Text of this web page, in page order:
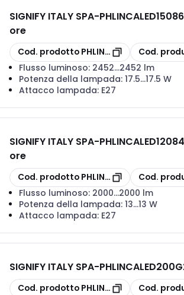
SIGNIFY ITALY SPA-
ore
copia
Cod. prodotto PHLINCALED150865G2
copia
Cod.
Flusso luminoso: 2452...2452 lm
Potenza della lampada: 17.5...17.5 W
Attacco lampada: E27
SIGNIFY ITALY SPA-
ore
copia
Cod. prodotto PHLINCALED120840G2
copia
Cod.
Flusso luminoso: 2000...2000 lm
Potenza della lampada: 13...13 W
Attacco lampada: E27
SIGNIFY ITALY SPA-
copia
Cod. prodotto PHLINCALED200G2
copia
Cod.